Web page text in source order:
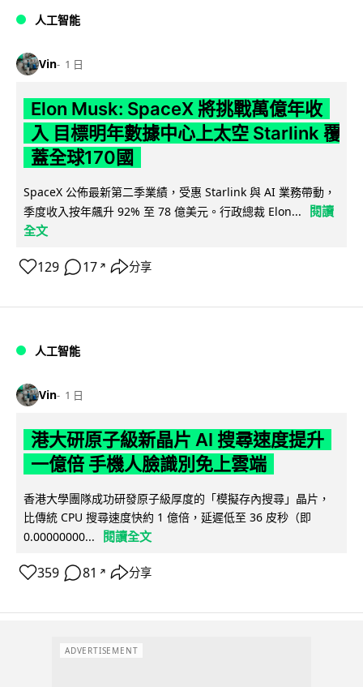
人工智能
Vin 1 日
Elon Musk: SpaceX 將挑戰萬億年收
入 目標明年數據中心上太空 Starlink 覆
蓋全球170國
SpaceX 公佈最新第二季業績，受惠 Starlink 與 AI 業務帶動，
季度收入按年飆升 92% 至 78 億美元。行政總裁 Elon...
閱讀
全文
129 17 ↗ 分享
人工智能
Vin 1 日
港大研原子級新晶片 AI 搜尋速度提升
一億倍 手機人臉識別免上雲端
香港大學團隊成功研發原子級厚度的「模擬存內搜尋」晶片，
比傳統 CPU 搜尋速度快約 1 億倍，延遲低至 36 皮秒（即
0.00000000...
閱讀全文
359 81 ↗ 分享
ADVERTISEMENT